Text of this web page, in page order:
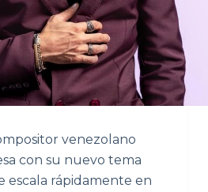
venezolano
con su nuevo tema
escala rápidamente en